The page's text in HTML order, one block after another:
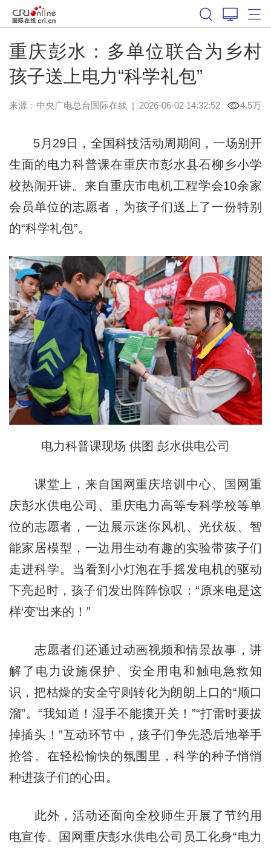
重庆彭水：多单位联合为乡村
孩子送上电力“科学礼包”
来源：中央广电总台国际在线| 2026-06-02 14:32:52 4.5万
5月29日，全国科技活动周期间，一场别开
生面的电力科普课在重庆市彭水县石柳乡小学
校热闹开讲。来自重庆市电机工程学会10余家
会员单位的志愿者，为孩子们送上了一份特别
的“科学礼包”。
电力科普课现场 供图 彭水供电公司
课堂上，来自国网重庆培训中心、国网重
庆彭水供电公司、重庆电力高等专科学校等单
位的志愿者，一边展示迷你风机、光伏板、智
能家居模型，一边用生动有趣的实验带孩子们
走进科学。当看到小灯泡在手摇发电机的驱动
下亮起时，孩子们发出阵阵惊叹：“原来电是这
样‘变’出来的！”
志愿者们还通过动画视频和情景故事，讲
解了电力设施保护、安全用电和触电急救知
识，把枯燥的安全守则转化为朗朗上口的“顺口
溜”。“我知道！湿手不能摸开关！”“打雷时要拔
掉插头！”互动环节中，孩子们争先恐后地举手
抢答。在轻松愉快的氛围里，科学的种子悄悄
种进孩子们的心田。
此外，活动还面向全校师生开展了节约用
电宣传。国网重庆彭水供电公司员工化身“电力